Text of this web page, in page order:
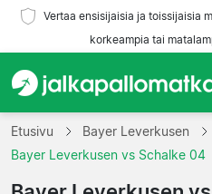
Vertaa ensisijaisia ja toissijaisia
korkeampia tai
Etusivu
Etusivu
Bayer Leverkusen
Bayer Leverkusen vs Schalke 04